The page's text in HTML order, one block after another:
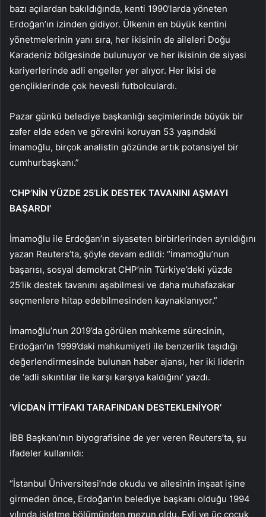
bazı açılardan bakıldığında, kenti 1990’larda yöneten
Erdoğan’ın izinden gidiyor. Ülkenin en büyük kentini
yönetmelerinin yanı sıra, her ikisinin de aileleri Doğu
Karadeniz bölgesinde bulunuyor ve her ikisinin de siyasi
kariyerlerinde adli engeller yer alıyor. Her ikisi de
gençliklerinde çok hevesli futbolculardı.
Pazar günkü belediye başkanlığı seçimlerinde büyük bir
zafer elde eden ve görevini koruyan 53 yaşındaki
İmamoğlu, birçok analistin gözünde artık potansiyel bir
cumhurbaşkanı.”
‘CHP’NİN YÜZDE 25’LİK DESTEK TAVANINI AŞMAYI
BAŞARDI’
İmamoğlu ile Erdoğan’ın siyaseten birbirlerinden ayrıldığını
yazan Reuters’ta, şöyle devam edildi: “İmamoğlu’nun
başarısı, sosyal demokrat CHP’nin Türkiye’deki yüzde
25’lik destek tavanını aşabilmesi ve daha muhafazakar
seçmenlere hitap edebilmesinden kaynaklanıyor.”
İmamoğlu’nun 2019’da görülen mahkeme sürecinin,
Erdoğan’ın 1999’daki mahkumiyeti ile benzerlik taşıdığı
değerlendirmesinde bulunan haber ajansı, her iki liderin
de ‘adli sıkıntılar ile karşı karşıya kaldığını’ yazdı.
‘VİCDAN İTTİFAKI TARAFINDAN DESTEKLENİYOR’
İBB Başkanı’nın biyografisine de yer veren Reuters’ta, şu
ifadeler kullanıldı:
“İstanbul Üniversitesi’nde okudu ve ailesinin inşaat işine
girmeden önce, Erdoğan’ın belediye başkanı olduğu 1994
yılında işletme bölümünden mezun oldu. Evli ve üç çocuk